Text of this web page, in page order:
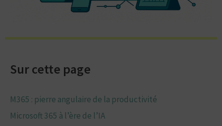
Sur cette page
M365 : pierre angulaire de la productivité
Microsoft 365 à l’ère de l’IA